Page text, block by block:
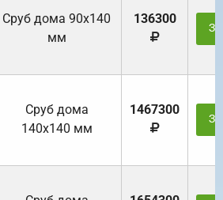
Cруб дома 90x140
мм
136300
Cруб дома
140х140 мм
1467300